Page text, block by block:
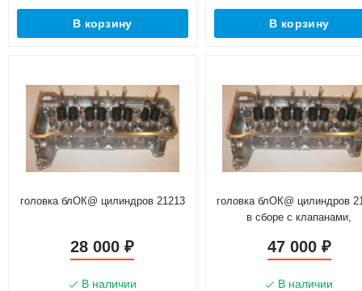
В корзину В корзину
головка блОК@ цилиндров 21213
28 000₽
В наличии
головка блОК@ цилиндров
в сборе с клапанами,
распредвалом и
47 000 ₽
В наличии